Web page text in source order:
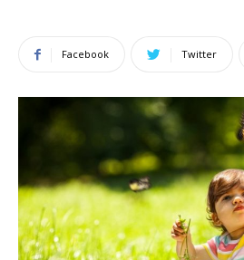
Facebook Twitter